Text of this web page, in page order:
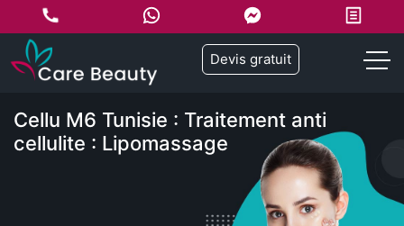
Devis gratuit
Cellu M6 Tunisie : Traitement anti
cellulite : Lipomassage